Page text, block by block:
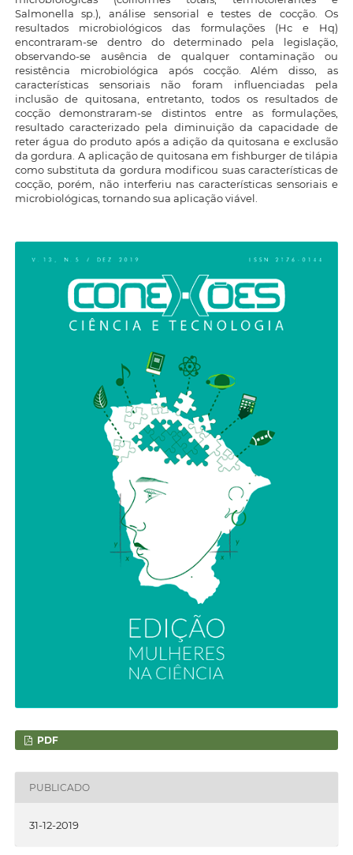
Salmonella sp.), análise sensorial e testes de cocção. Os
resultados microbiológicos das formulações (Hc e Hq)
encontraram-se dentro do determinado pela legislação,
observando-se ausência de qualquer contaminação ou
resistência microbiológica após cocção. Além disso, as
características sensoriais não foram influenciadas pela
inclusão de quitosana, entretanto, todos os resultados de
cocção demonstraram-se distintos entre as formulações,
resultado caracterizado pela diminuição da capacidade de
reter água do produto após a adição da quitosana e exclusão
da gordura. A aplicação de quitosana em fishburger de tilápia
como substituta da gordura modificou suas características de
cocção, porém, não interferiu nas características sensoriais e
microbiológicas, tornando sua aplicação viável.
PDF
PUBLICADO
31-12-2019